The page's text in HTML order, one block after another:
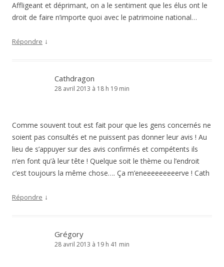
Affligeant et déprimant, on a le sentiment que les élus ont le
droit de faire n’importe quoi avec le patrimoine national…
Répondre ↓
Cathdragon
28 avril 2013 à 18 h 19 min
Comme souvent tout est fait pour que les gens concernés ne
soient pas consultés et ne puissent pas donner leur avis ! Au
lieu de s’appuyer sur des avis confirmés et compétents ils
n’en font qu’à leur tête ! Quelque soit le thème ou l’endroit
c’est toujours la même chose…. Ça m’eneeeeeeeeerve ! Cath
Répondre ↓
Grégory
28 avril 2013 à 19 h 41 min